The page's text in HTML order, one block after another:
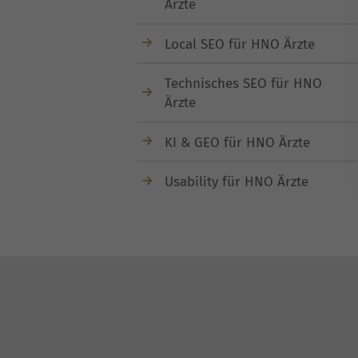
Ärzte
Local SEO für HNO Ärzte
Technisches SEO für HNO
Ärzte
KI & GEO für HNO Ärzte
Usability für HNO Ärzte